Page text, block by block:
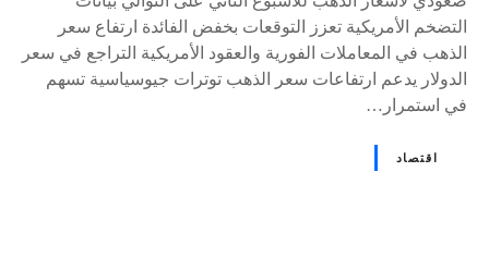
التضخم الأمريكية تعزز التوقعات بخفض الفائدة ارتفاع سعر
الذهب في المعاملات الفورية والعقود الأمريكية التراجع في سعر
الدولار يدعم ارتفاعات سعر الذهب توترات جيوسياسية تسهم
في استمرار…
اقتصاد